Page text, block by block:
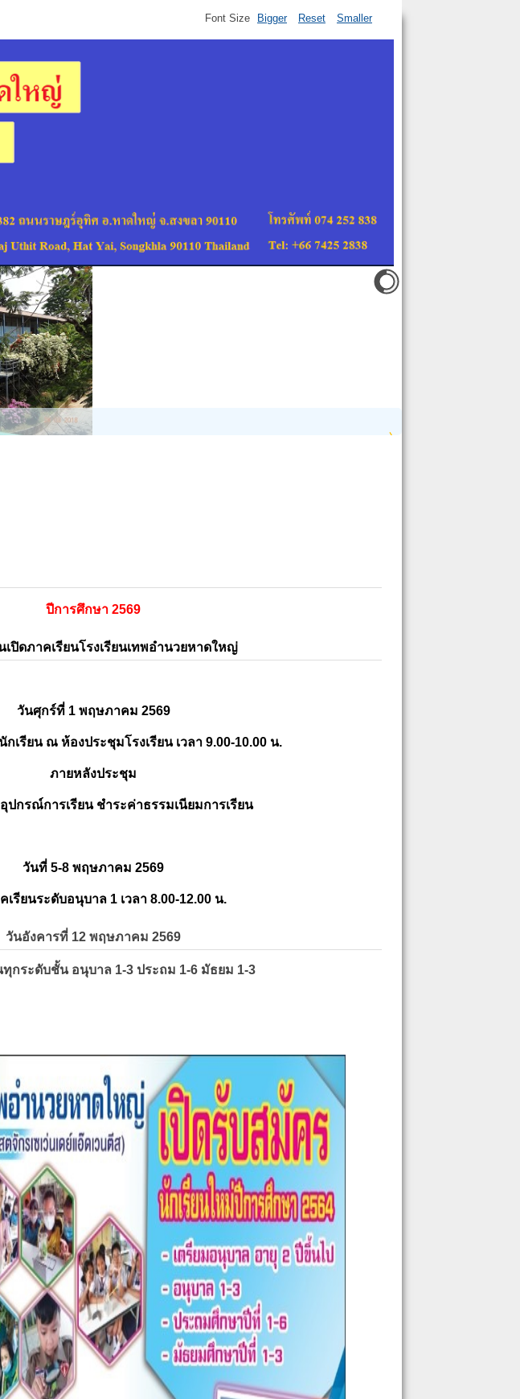
Font Size Bigger Reset Smaller
ปีการศึกษา 2569
ปิดภาคเรียนโรงเรียนเทพอำนวยหาดใหญ่
วันศุกร์ที่ 1 พฤษภาคม 2569
เรียน ณ ห้องประชุมโรงเรียน เวลา 9.00-10.00 น.
ภายหลังประชุม
ปกรณ์การเรียน ชำระค่าธรรมเนียมการเรียน
วันที่ 5-8 พฤษภาคม 2569
เรียนระดับอนุบาล 1 เวลา 8.00-12.00 น.
วันอังคารที่ 12 พฤษภาคม 2569
ทุกระดับชั้น อนุบาล 1-3 ประถม 1-6 มัธยม 1-3